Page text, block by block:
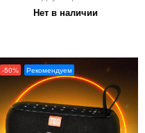
Нет в наличии
-50% Рекомендуем